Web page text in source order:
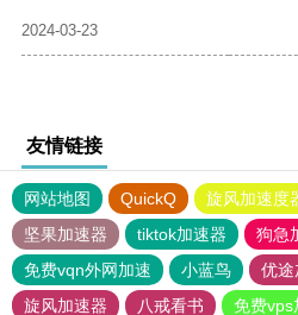
2024-03-23
友情链接
网站地图 QuickQ 旋风加速度
坚果加速器
tiktok加速器
狗急
免费vqn外网加速
小蓝鸟 优途
旋风加速器
八戒看书 免费vps